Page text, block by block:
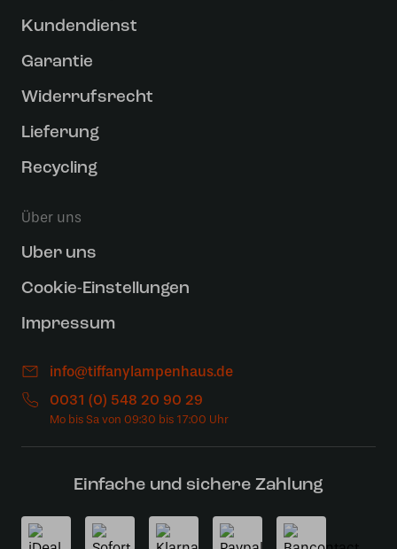
Kundendienst
Garantie
Widerrufsrecht
Lieferung
Recycling
Über uns
Uber uns
Cookie-Einstellungen
Impressum
info@tiffanylampenhaus.de
0031 (0) 548 20 90 29
Einfache und sichere Zahlung